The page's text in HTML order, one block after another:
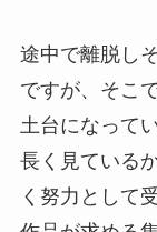
途中で離脱し
ですが、そこ
土台になって
長く見ている
く努力として